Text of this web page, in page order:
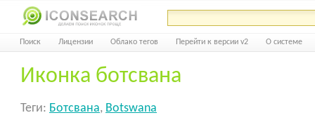
Поиск Лицензии Облако тегов Перейти к версии v2 О системе
Иконка ботсвана
Теги: Ботсвана, Botswana